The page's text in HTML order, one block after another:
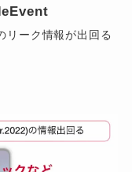
リーク情報が出回る